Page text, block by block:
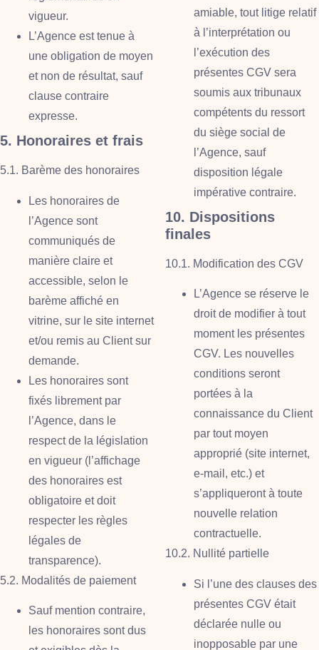
vigueur.
L’Agence est tenue à
une obligation de moyen
et non de résultat, sauf
clause contraire
expresse.
5. Honoraires et frais
5.1. Barème des honoraires
Les honoraires de
l’Agence sont
communiqués de
manière claire et
accessible, selon le
barème affiché en
vitrine, sur le site internet
et/ou remis au Client sur
demande.
Les honoraires sont
fixés librement par
l’Agence, dans le
respect de la législation
en vigueur (l’affichage
des honoraires est
obligatoire et doit
respecter les règles
légales de
transparence).
5.2. Modalités de paiement
Sauf mention contraire,
les honoraires sont dus
amiable, tout litige relatif
à l’interprétation ou
l’exécution des
présentes CGV sera
soumis aux tribunaux
compétents du ressort
du siège social de
l’Agence, sauf
disposition légale
impérative contraire.
10. Dispositions
finales
10.1. Modification des CGV
L’Agence se réserve le
droit de modifier à tout
moment les présentes
CGV. Les nouvelles
conditions seront
portées à la
connaissance du Client
par tout moyen
approprié (site internet,
e-mail, etc.) et
s’appliqueront à toute
nouvelle relation
contractuelle.
10.2. Nullité partielle
Si l’une des clauses des
présentes CGV était
déclarée nulle ou
inopposable par une